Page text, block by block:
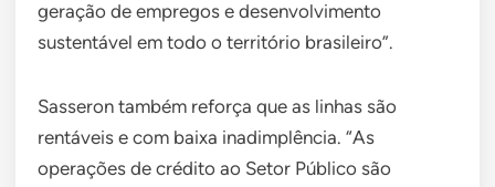
geração de empregos e desenvolvimento
sustentável em todo o território brasileiro”.
Sasseron também reforça que as linhas são
rentáveis e com baixa inadimplência. “As
operações de crédito ao Setor Público são